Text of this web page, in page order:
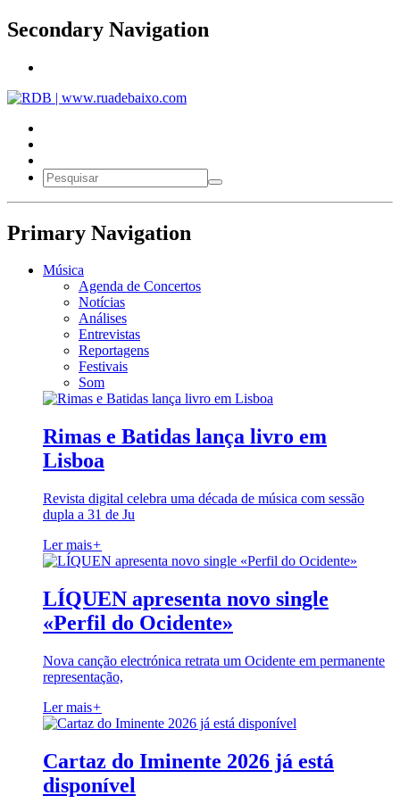
Secondary Navigation
Primary Navigation
Música
Agenda de Concertos
Notícias
Análises
Entrevistas
Reportagens
Festivais
Som
Rimas e Batidas lança livro em
Lisboa
Revista digital celebra uma década de música com sessão
dupla a 31 de Ju
Ler mais+
LÍQUEN apresenta novo single
«Perfil do Ocidente»
Nova canção electrónica retrata um Ocidente em permanente
representação,
Ler mais+
Cartaz do Iminente 2026 já está
disponível